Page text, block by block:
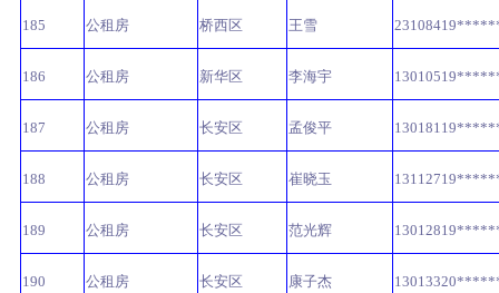
185 公租房 桥西区 王雪
186 公租房 新华区 李海宇
187 公租房 长安区 孟俊平
188 公租房 长安区 崔晓玉
189 公租房 长安区 范光辉
190 公租房 长安区 康子杰